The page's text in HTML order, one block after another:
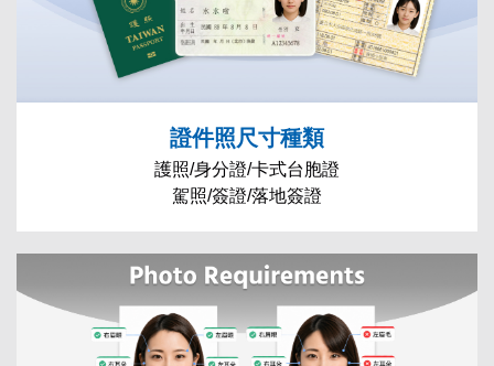
證件照尺寸種類
護照/身分證/卡式台胞證
駕照/簽證/落地簽證